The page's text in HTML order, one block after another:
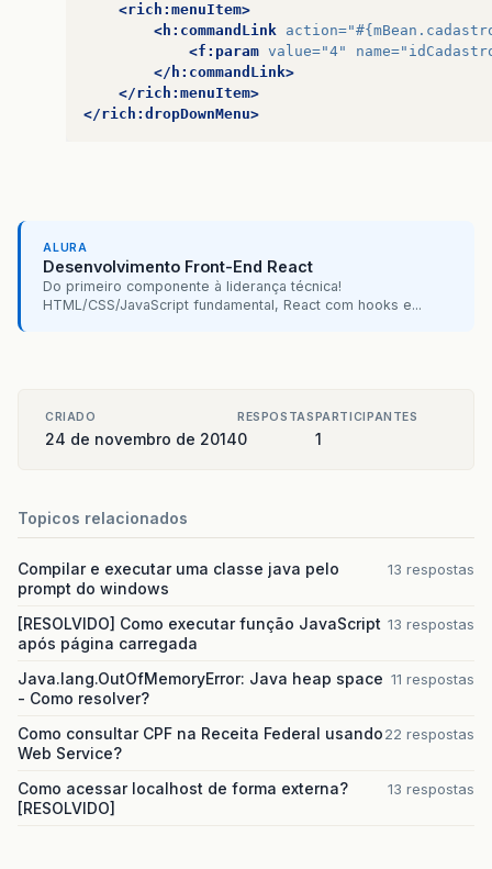
<rich:menuItem>
<h:commandLink action=
<f:param value="4" name=
</h:commandLink>
</rich:menuItem>
</rich:dropDownMenu>
ALURA
Desenvolvimento Front-End React
Do primeiro componente à liderança técnica!
HTML/CSS/JavaScript fundamental, React com hooks e...
CRIADO
24 de novembro de 2014
RESPOSTAS
0
PARTICIPANTES
1
Topicos relacionados
Compilar e executar uma classe java pelo
prompt do windows
13 respostas
[RESOLVIDO] Como executar função JavaScript
após página carregada
13 respostas
Java.lang.OutOfMemoryError: Java heap space
- Como resolver?
11 respostas
Como consultar CPF na Receita Federal usando
Web Service?
22 respostas
Como acessar localhost de forma externa?
[RESOLVIDO]
13 respostas